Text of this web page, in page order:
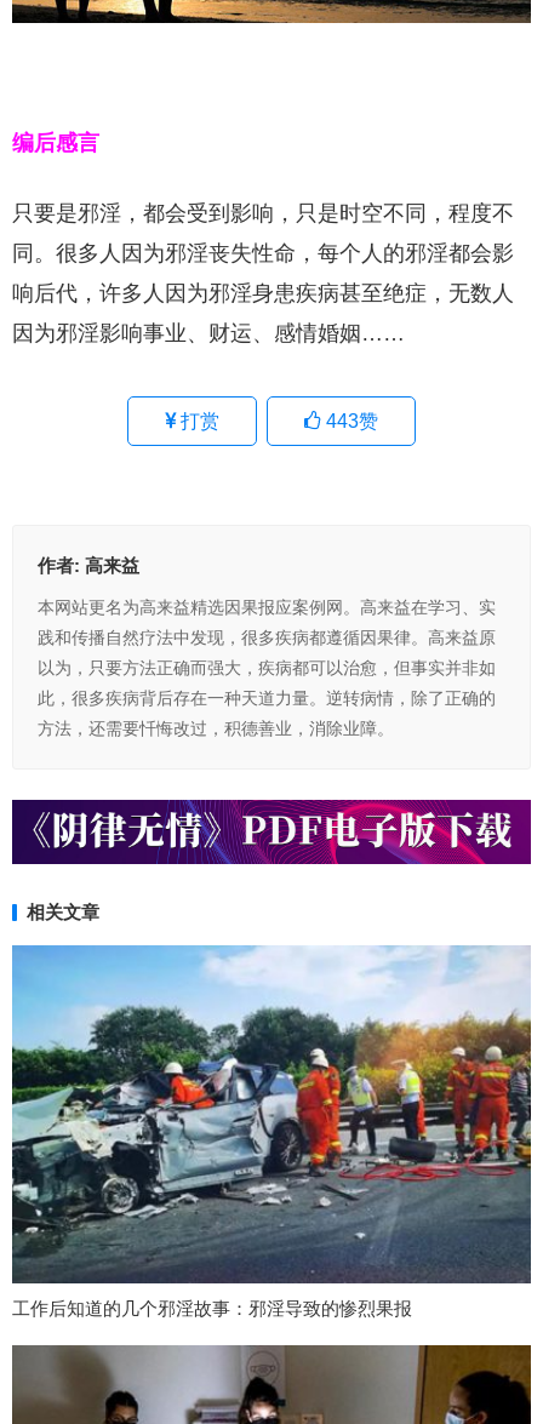
编后感言
只要是邪淫，都会受到影响，只是时空不同，程度不
同。很多人因为邪淫丧失性命，每个人的邪淫都会影
响后代，许多人因为邪淫身患疾病甚至绝症，无数人
因为邪淫影响事业、财运、感情婚姻……
打赏 443赞
作者: 高来益
本网站更名为高来益精选因果报应案例网。高来益在学习、实
践和传播自然疗法中发现，很多疾病都遵循因果律。高来益原
以为，只要方法正确而强大，疾病都可以治愈，但事实并非如
此，很多疾病背后存在一种天道力量。逆转病情，除了正确的
方法，还需要忏悔改过，积德善业，消除业障。
相关文章
工作后知道的几个邪淫故事：邪淫导致的惨烈果报